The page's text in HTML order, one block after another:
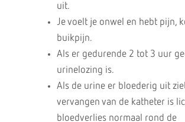
uit.
Je voelt je onwel en hebt pijn,
buikpijn.
Als er gedurende 2 tot 3 uur
urinelozing is.
Als de urine er bloederig uit
vervangen van de katheter is
bloedverlies normaal rond de